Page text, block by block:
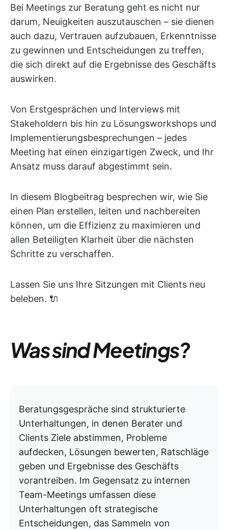
Bei Meetings zur Beratung geht es nicht nur
darum, Neuigkeiten auszutauschen – sie dienen
auch dazu, Vertrauen aufzubauen, Erkenntnisse
zu gewinnen und Entscheidungen zu treffen,
die sich direkt auf die Ergebnisse des Geschäfts
auswirken.
Von Erstgesprächen und Interviews mit
Stakeholdern bis hin zu Lösungsworkshops und
Implementierungsbesprechungen – jedes
Meeting hat einen einzigartigen Zweck, und Ihr
Ansatz muss darauf abgestimmt sein.
In diesem Blogbeitrag besprechen wir, wie Sie
einen Plan erstellen, leiten und nachbereiten
können, um die Effizienz zu maximieren und
allen Beteiligten Klarheit über die nächsten
Schritte zu verschaffen.
Lassen Sie uns Ihre Sitzungen mit Clients neu
beleben. 🔌
Was sind Meetings?
Beratungsgespräche sind strukturierte
Unterhaltungen, in denen Berater und
Clients Ziele abstimmen, Probleme
aufdecken, Lösungen bewerten, Ratschläge
geben und Ergebnisse des Geschäfts
vorantreiben. Im Gegensatz zu internen
Team-Meetings umfassen diese
Unterhaltungen oft strategische
Entscheidungen, das Sammeln von